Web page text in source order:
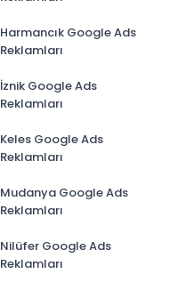
Harmancık Google Ads
Reklamları
İznik Google Ads
Reklamları
Keles Google Ads
Reklamları
Mudanya Google Ads
Reklamları
Nilüfer Google Ads
Reklamları